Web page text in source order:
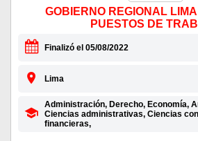
GOBIERNO REGIONAL
PUESTOS DE
Finalizó el 05/08/2022
Lima
Administración, Derecho, Economía,
Ciencias administrativas, Ciencias
financieras,